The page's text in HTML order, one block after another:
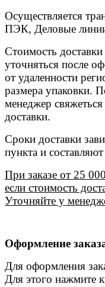
Осуществляется
ПЭК, Деловые
Стоимость
уточняться после
от удаленности
размера упаковки.
менеджер
доставки.
Сроки доставки
пункта и
При заказе от 25
если стоимость
Уточняйте у
Оформление
Для оформления
Для этого нажмите